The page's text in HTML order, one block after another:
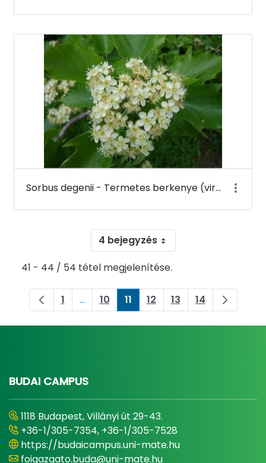
Sorbus degenii - Termetes berkenye (virága) - Budai Arborétum
4 bejegyzés
41 - 44 / 54 tétel megjelenítése.
Oldal
1 ...Köztes oldalak Navigáljon a TAB
Oldal
10 Oldal
11 Oldal
12 Oldal
13 Oldal
14
BUDAI CAMPUS
1118 Budapest, Villányi út 29-43.
+36-1/305-7354, +36-1/305-7528
https://budaicampus.uni-mate.hu
foigazgato.buda@uni-mate.hu